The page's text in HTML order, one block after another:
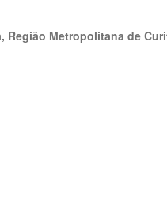
Região Metropolitana de